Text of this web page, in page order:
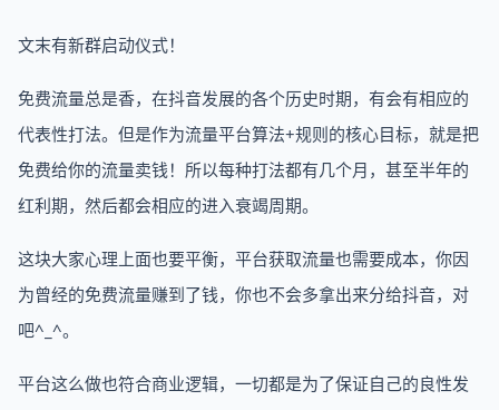
文末有新群启动仪式！
免费流量总是香，在抖音发展的各个历史时期，有会有相应的
代表性打法。但是作为流量平台算法+规则的核心目标，就是把
免费给你的流量卖钱！所以每种打法都有几个月，甚至半年的
红利期，然后都会相应的进入衰竭周期。
这块大家心理上面也要平衡，平台获取流量也需要成本，你因
为曾经的免费流量赚到了钱，你也不会多拿出来分给抖音，对
吧^_^。
平台这么做也符合商业逻辑，一切都是为了保证自己的良性发